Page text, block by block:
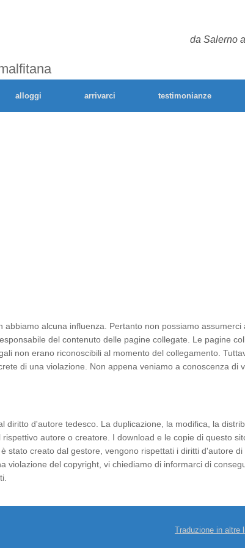
da Salerno
alloggi arrivarci testimonianze
alcuna influenza. Pertanto non possiamo assumerci
del contenuto delle pagine collegate. Le pagine
non erano riconoscibili al momento del collegamento.
di una violazione. Non appena veniamo a conoscenza di
d'autore tedesco. La duplicazione, la modifica, la
autore o creatore. I download e le copie di questo
stato creato dal gestore, vengono rispettati i diritti d'autore
del copyright, vi chiediamo di informarci di
Traduzione in altre